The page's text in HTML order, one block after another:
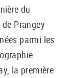
du
Prangey
parmi les
la première